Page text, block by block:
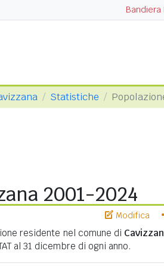
Bandiera
Statistiche
2001-2024
Modifica
residente nel comune di
al 31 dicembre di ogni anno.